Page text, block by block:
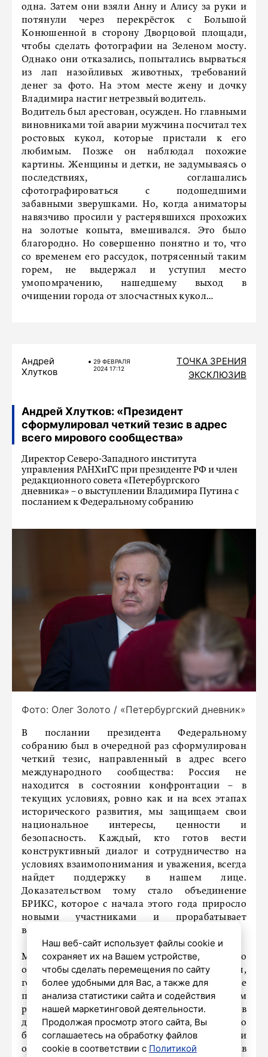
одна. Затем они взяли Анну и Алису за руки и
потянули через перекрёсток с Большой
Конюшенной в сторону Дворцовой площади,
чтобы сделать фотографии на Зеленом мосту.
Однако они отказались, попытались вырваться
из лап назойливых животных, требований
денег за фото. На этом месте жену и дочку
Владимира настиг нетрезвый водитель.
Водитель был арестован, осужден. Но главными
виновниками той аварии мужчина посчитал тех
ростовых кукол, которые пристали к его
любимым. Позже он наблюдал похожие
картины. Женщины и детки, не задумываясь о
последствиях, соглашались
сфотографироваться с подошедшими
забавными зверушками. Но, когда аниматоры
навязчиво просили у растерявшихся прохожих
на золотые копыта, вмешивался. Это было
благородно. Но совершенно понятно и то, что
со временем его рассудок, потрясенный таким
горем, не выдержал и уступил место
умопомрачению, нашедшему выход в
очищении города от злосчастных кукол…
Андрей
Хлутков
29 ФЕВРАЛЯ
2024 17:12
ТОЧКА ЗРЕНИЯ
ЭКСКЛЮЗИВ
Андрей Хлутков: «Президент
сформулировал четкий тезис в адрес
всего мирового сообщества»
Директор Северо-Западного института
управления РАНХиГС при президенте РФ и член
редакционного совета «Петербургского
дневника» – о выступлении Владимира Путина с
посланием к Федеральному собранию
Фото: Олег Золото / «Петербургский дневник»
В послании президента Федеральному
собранию был в очередной раз сформулирован
четкий тезис, направленный в адрес всего
международного сообщества: Россия не
находится в состоянии конфронтации – в
текущих условиях, ровно как и на всех этапах
исторического развития, мы защищаем свои
национальное интересы, ценности и
безопасность. Каждый, кто готов вести
конструктивный диалог и сотрудничество на
условиях взаимопонимания и уважения, всегда
найдет поддержку в нашем лице.
Доказательством тому стало объединение
БРИКС, которое с начала этого года приросло
новыми участниками и прорабатывает
возможность дальнейшего расширения.
Мы не выбираем партнеров по каким-либо
отдельным признакам – уровень развития,
географическая удаленность или другие
параметры. Мы работаем и продолжим
работать со всеми, кто заинтересован в
достижении максимального уровня всеобщего
благосостояния и развития в рамках логики
объединения усилий во имя общих результатов
Наш веб-сайт использует файлы cookie и
сохраняет их на Вашем устройстве,
чтобы сделать перемещения по сайту
более удобными для Вас, а также для
анализа статистики сайта и содействия
нашей маркетинговой деятельности.
Продолжая просмотр этого сайта, Вы
соглашаетесь на обработку файлов
cookie в соответствии с Политикой